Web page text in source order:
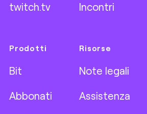
twitch.tv Incontri
Prodotti
Bit
Abbonati
Risorse
Note legali
Assistenza